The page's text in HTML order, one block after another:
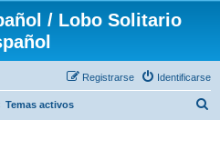
/ Lobo Solitario
Identificarse
Registrarse
Temas activos